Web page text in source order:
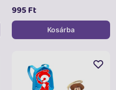
995 Ft
Kosárba